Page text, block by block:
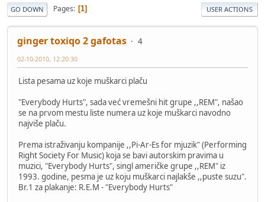
GO DOWN Pages 1 USER ACTIONS
ginger toxiqo 2 gafotas 4
02-10-2010, 12:20:30
Lista pesama uz koje muškarci plaču
"Everybody Hurts", sada već vremešni hit grupe ,,REM", našao
se na prvom mestu liste numera uz koje muškarci navodno
najviše plaču.
Prema istraživanju kompanije ,,Pi-Ar-Es for mjuzik" (Performing
Right Society For Music) koja se bavi autorskim pravima u
muzici, "Everybody Hurts", singl američke grupe ,,REM" iz
1993. godine, pesma je uz koju muškarci najlakše ,,puste suzu".
Br.1 za plakanje: R.E.M - "Everybody Hurts"